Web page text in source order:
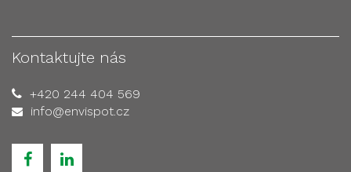
Kontaktujte nás
+420 244 404 569
info@envispot.cz